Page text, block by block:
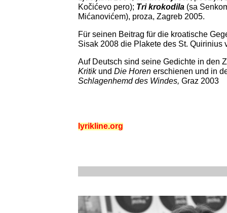
Kočićevo pero); Tri krokodila (sa
Mićanovićem), proza, Zagreb 2005.
Für seinen Beitrag für die kroatische
Sisak 2008 die Plakete des St. Quirinius
Auf Deutsch sind seine Gedichte in den
Kritik und Die Horen erschienen und in
Schlagenhemd des Windes, Graz 2003
lyrikline.org